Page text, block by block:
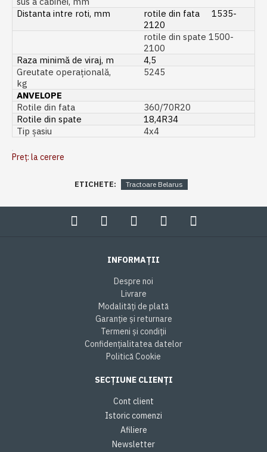
Distanta intre roti, mm
rotile din fata 1535-
2120
rotile din spate 1500-
2100
Raza minimă de viraj, m
4,5
Greutate operațională,
kg
5245
ANVELOPE
Rotile din fata
360/70R20
Rotile din spate
18,4R34
Tip șasiu
4х4
Preț: la cerere
ETICHETE: Tractoare Belarus
INFORMAȚII
Despre noi
Livrare
Modalități de plată
Garanție și returnare
Termeni și condiții
Confidențialitatea datelor
Politică Cookie
SECȚIUNE CLIENȚI
Cont client
Istoric comenzi
Afiliere
Newsletter